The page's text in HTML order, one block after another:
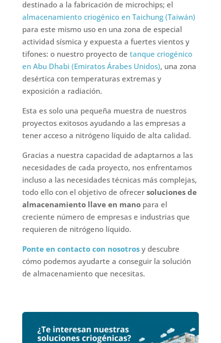
destinado a la fabricación de microchips; el
almacenamiento criogénico en Taichung (Taiwán)
para este mismo uso en una zona de especial
actividad sísmica y expuesta a fuertes vientos y
tifones: o nuestro proyecto de tanque criogénico
en Abu Dhabi (Emiratos Árabes Unidos), una zona
desértica con temperaturas extremas y
exposición a radiación.
Esta es solo una pequeña muestra de nuestros
proyectos exitosos ayudando a las empresas a
tener acceso a nitrógeno líquido de alta calidad.
Gracias a nuestra capacidad de adaptarnos a las
necesidades de cada proyecto, nos enfrentamos
incluso a las necesidades técnicas más complejas,
todo ello con el objetivo de ofrecer soluciones de
almacenamiento llave en manopara el
creciente número de empresas e industrias que
requieren de nitrógeno líquido.
Ponte en contacto con nosotrosy descubre
cómo podemos ayudarte a conseguir la solución
de almacenamiento que necesitas.